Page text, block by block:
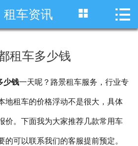
 首页
川藏线租车
服务项目
租车资讯
租车资讯  
租车多少钱
少钱一天呢？路景租车服务，行业专
地租车的价格浮动不是很大，具体
价。下面我为大家推荐几款常用车
的可以联系我们的客服提前预定。